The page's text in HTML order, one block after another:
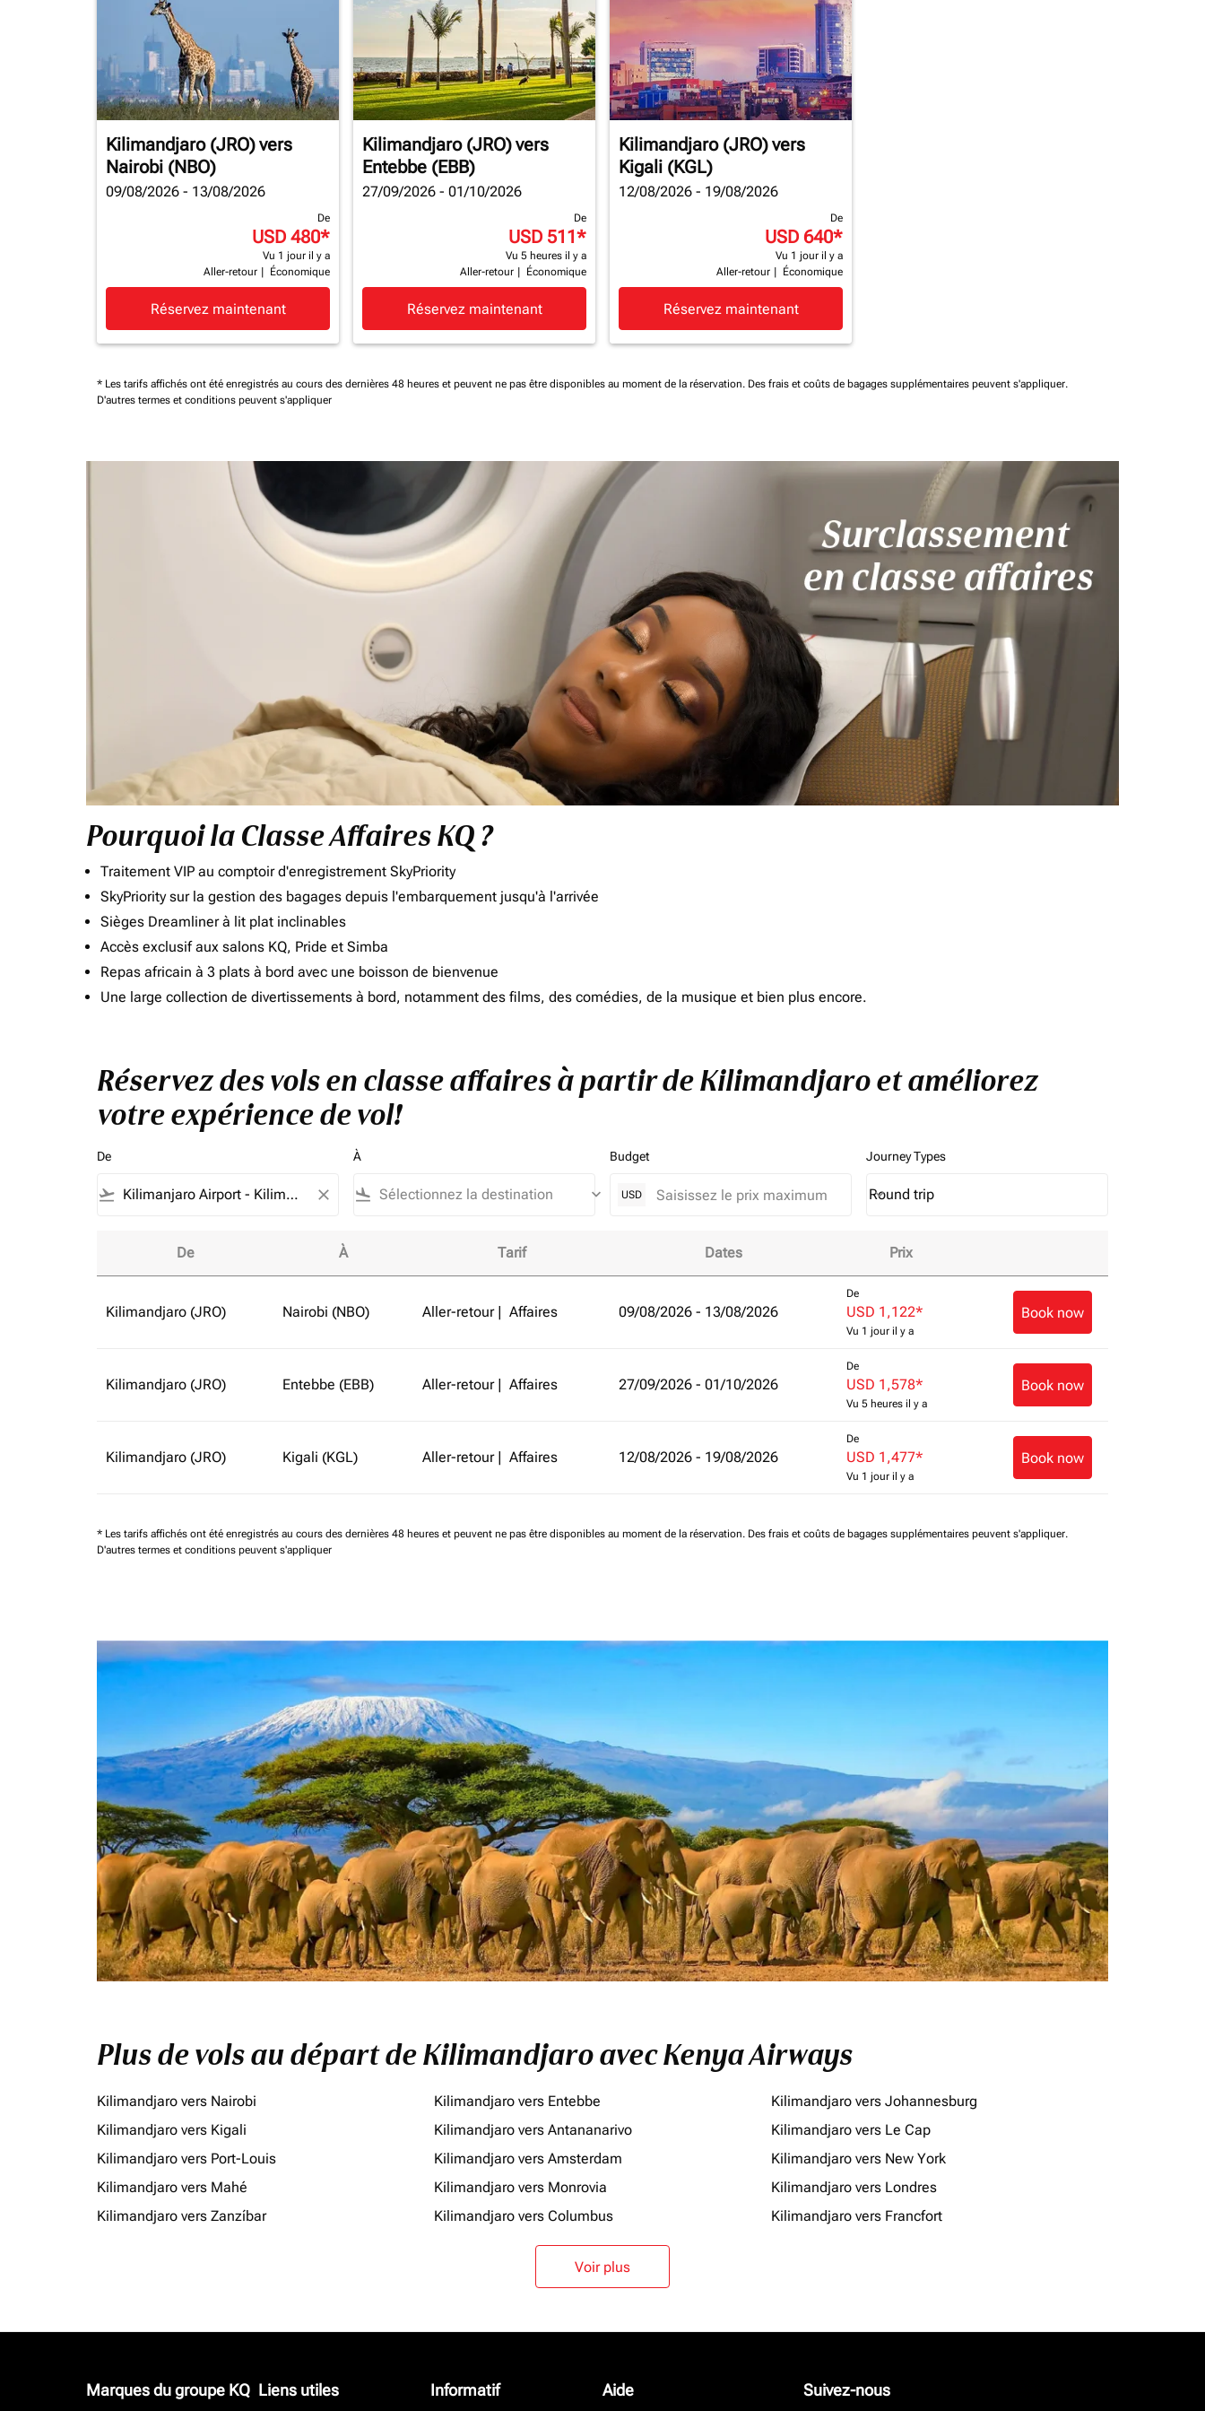
Kilimandjaro (JRO)vers
Nairobi (NBO)
09/08/2026 - 13/08/2026
De
USD 480*
Vu 1 jour il y a
Aller-retour
Économique
Réservez maintenant
Kilimandjaro (JRO)vers
Entebbe (EBB)
27/09/2026 - 01/10/2026
De
USD 511*
Vu 5 heures il y a
Aller-retour
Économique
Réservez maintenant
Kilimandjaro (JRO)vers
Kigali (KGL)
12/08/2026 - 19/08/2026
De
USD 640*
Vu 1 jour il y a
Aller-retour
Économique
Réservez maintenant
* Les tarifs affichés ont été enregistrés au cours des dernières 48 heures et peuvent ne pas être disponibles au moment de la réservation. Des frais et coûts de bagages supplémentaires peuvent s'appliquer.
D'autres termes et conditions peuvent s'appliquer
Pourquoi la Classe Affaires KQ ?
Traitement VIP au comptoir d'enregistrement SkyPriority
SkyPriority sur la gestion des bagages depuis l'embarquement jusqu'à l'arrivée
Sièges Dreamliner à lit plat inclinables
Accès exclusif aux salons KQ, Pride et Simba
Repas africain à 3 plats à bord avec une boisson de bienvenue
Une large collection de divertissements à bord, notamment des films, des comédies, de la musique et bien plus encore.
Réservez des vols en classe affaires à partir de Kilimandjaro et améliorez
votre expérience de vol!
De
flight_takeoff close
À
flight_land keyboard_arrow_down
Budget
USD
Journey Types
Journey Types option Round trip Selected
Round trip
keyboard_arrow_down
De À Tarif Dates Prix
Kilimandjaro (JRO) Nairobi (NBO) Aller-retour | Affaires 09/08/2026 - 13/08/2026
De
USD 1,122*
Vu 1 jour il y a
Book now
Kilimandjaro (JRO) Entebbe (EBB) Aller-retour | Affaires 27/09/2026 - 01/10/2026
De
USD 1,578*
Vu 5 heures il y a
Book now
Kilimandjaro (JRO) Kigali (KGL) Aller-retour | Affaires 12/08/2026 - 19/08/2026
De
USD 1,477*
Vu 1 jour il y a
Book now
* Les tarifs affichés ont été enregistrés au cours des dernières 48 heures et peuvent ne pas être disponibles au moment de la réservation. Des frais et coûts de bagages supplémentaires peuvent s'appliquer.
D'autres termes et conditions peuvent s'appliquer
Plus de vols au départ de Kilimandjaro avec Kenya Airways
Kilimandjaro vers Nairobi Kilimandjaro vers Entebbe
Kilimandjaro vers Johannesburg
Kilimandjaro vers Kigali
Kilimandjaro vers Antananarivo
Kilimandjaro vers Le Cap
Kilimandjaro vers Port-Louis
Kilimandjaro vers Amsterdam
Kilimandjaro vers New York
Kilimandjaro vers Mahé
Kilimandjaro vers Monrovia
Kilimandjaro vers Londres
Kilimandjaro vers Zanzíbar
Kilimandjaro vers Columbus Kilimandjaro vers Francfort
Voir plus
Marques du groupe KQ Liens utiles Informatif Aide Suivez-nous